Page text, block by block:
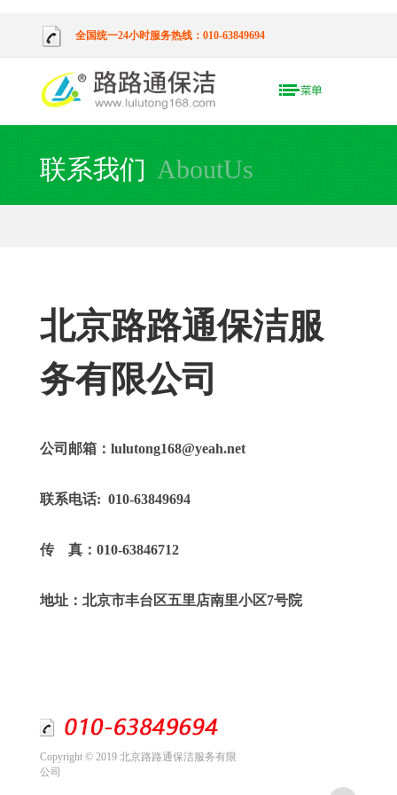
全国统一24小时服务热线：010-63849694
联系我们 AboutUs
北京路路通保洁服
务有限公司
公司邮箱：lulutong168@yeah.net
联系电话: 010-63849694
传 真：010-63846712
地址：北京市丰台区五里店南里小区7号院
Copyright © 2019 北京路路通保洁服务有限
公司